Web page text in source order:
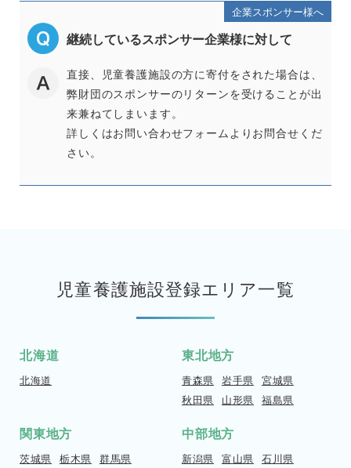
企業スポンサー様へ
継続しているスポンサー企業様に対して
直接、児童養護施設の方に寄付をされた場合は、
弊財団のスポンサーのリターンを受けることが出
来兼ねてしまいます。
詳しくはお問い合わせフォームよりお問合せくだ
さい。
児童養護施設登録エリア一覧
北海道
北海道
東北地方
青森県 岩手県 宮城県
秋田県
山形県 福島県
関東地方
茨城県 栃木県 群馬県
中部地方
新潟県 富山県 石川県